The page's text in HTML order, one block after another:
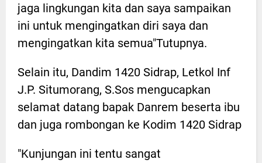
jaga lingkungan kita dan saya sampaikan
ini untuk mengingatkan diri saya dan
mengingatkan kita semua"Tutupnya.
Selain itu, Dandim 1420 Sidrap, Letkol Inf
J.P. Situmorang, S.Sos mengucapkan
selamat datang bapak Danrem beserta ibu
dan juga rombongan ke Kodim 1420 Sidrap
"Kunjungan ini tentu sangat